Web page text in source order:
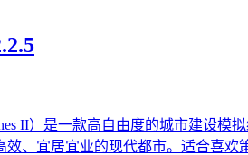
II）是一款高自由度的城市建设模
、宜居宜业的现代都市。适合喜欢